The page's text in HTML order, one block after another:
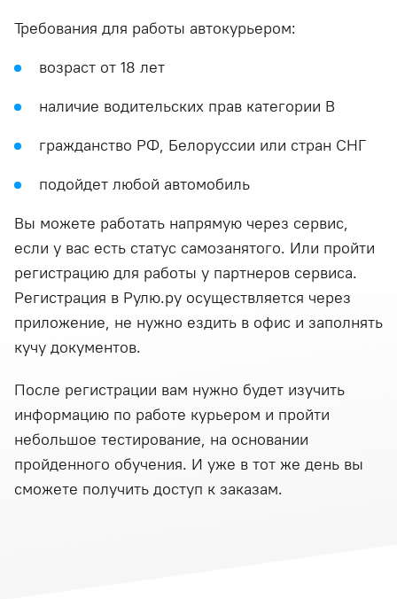
Требования для работы автокурьером:
возраст от 18 лет
наличие водительских прав категории В
гражданство РФ, Белоруссии или стран СНГ
подойдет любой автомобиль
Вы можете работать напрямую через сервис,
если у вас есть статус самозанятого. Или пройти
регистрацию для работы у партнеров сервиса.
Регистрация в Рулю.ру осуществляется через
приложение, не нужно ездить в офис и заполнять
кучу документов.
После регистрации вам нужно будет изучить
информацию по работе курьером и пройти
небольшое тестирование, на основании
пройденного обучения. И уже в тот же день вы
сможете получить доступ к заказам.